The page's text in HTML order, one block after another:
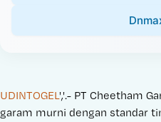
UDINTOGEL','.- PT Cheetham
garam murni dengan standar